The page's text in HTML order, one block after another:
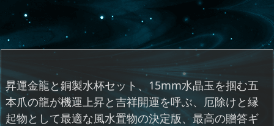
昇運金龍と銅製水杯セット、15mm水晶玉を掴む五
本爪の龍が機運上昇と吉祥開運を呼ぶ、厄除けと縁
起物として最適な風水置物の決定版、最高の贈答ギ